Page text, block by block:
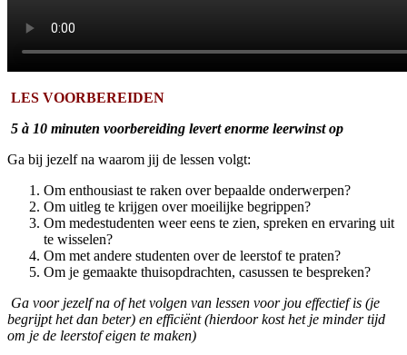
LES VOORBEREIDEN
5 à 10 minuten voorbereiding levert enorme leerwinst op
Ga bij jezelf na waarom jij de lessen volgt:
Om enthousiast te raken over bepaalde onderwerpen?
Om uitleg te krijgen over moeilijke begrippen?
Om medestudenten weer eens te zien, spreken en ervaring uit
te wisselen?
Om met andere studenten over de leerstof te praten?
Om je gemaakte thuisopdrachten, casussen te bespreken?
Ga voor jezelf na of het volgen van lessen voor jou effectief is (je
begrijpt het dan beter) en efficiënt (hierdoor kost het je minder tijd
om je de leerstof eigen te maken)